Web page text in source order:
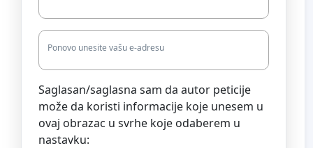
Ponovo unesite vašu e-adresu
Saglasan/saglasna sam da autor peticije
može da koristi informacije koje unesem u
ovaj obrazac u svrhe koje odaberem u
nastavku: